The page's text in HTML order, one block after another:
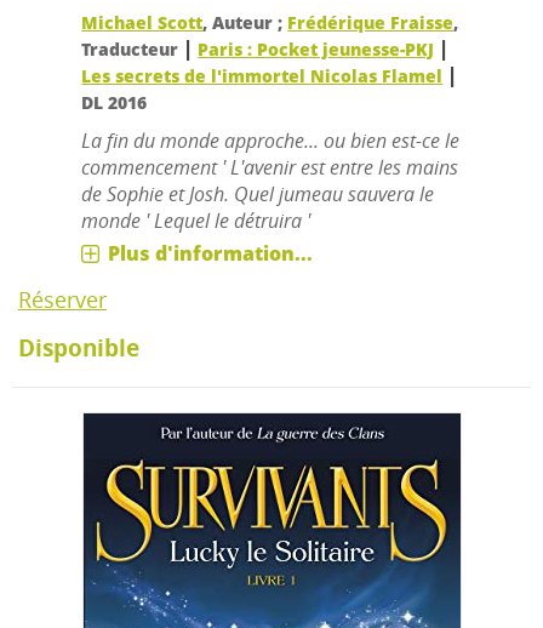
Michael Scott, Auteur ; Frédérique Fraisse,
Traducteur | Paris : Pocket jeunesse-PKJ |
Les secrets de l'immortel Nicolas Flamel |
DL 2016
La fin du monde approche... ou bien est-ce le
commencement ' L'avenir est entre les mains
de Sophie et Josh. Quel jumeau sauvera le
monde ' Lequel le détruira '
Plus d'information...
Réserver
Disponible